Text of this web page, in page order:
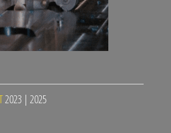
2023 | 2025